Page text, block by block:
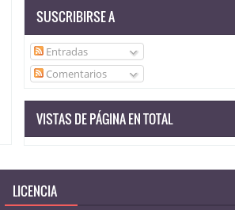
SUSCRIBIRSE A
Entradas
Comentarios
VISTAS DE PÁGINA EN TOTAL
LICENCIA